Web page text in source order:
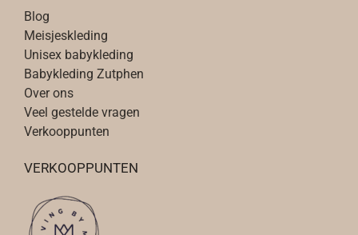
Blog
Meisjeskleding
Unisex babykleding
Babykleding Zutphen
Over ons
Veel gestelde vragen
Verkooppunten
VERKOOPPUNTEN